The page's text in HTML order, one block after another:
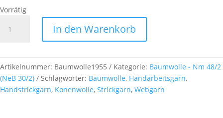
Vorrätig
gasiert,
48/2
(NeB
30/2),
In den Warenkorb
Artikelnummer: Baumwolle1955 Kategorie: Baumwolle - Nm 48/2
(NeB 30/2)
Schlagwörter: Baumwolle, Handarbeitsgarn,
Handstrickgarn, Konenwolle, Strickgarn, Webgarn